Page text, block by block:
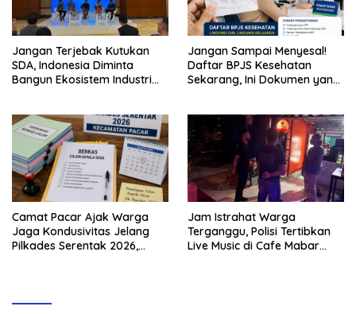
Jangan Terjebak Kutukan
SDA, Indonesia Diminta
Bangun Ekosistem Industri
Jangan Sampai Menyesal!
Daftar BPJS Kesehatan
Sekarang, Ini Dokumen yang
Camat Pacar Ajak Warga
Jaga Kondusivitas Jelang
Pilkades Serentak 2026,
Jam Istrahat Warga
Terganggu, Polisi Tertibkan
Live Music di Cafe Mabar